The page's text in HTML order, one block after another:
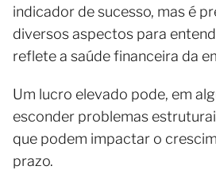
indicador de sucesso, mas é
diversos aspectos para
reflete a saúde financeira da
Um lucro elevado pode, em
esconder problemas
que podem impactar o
prazo.